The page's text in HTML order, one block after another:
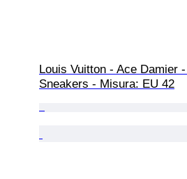
Louis Vuitton - Ace Damier -
Sneakers - Misura: EU 42